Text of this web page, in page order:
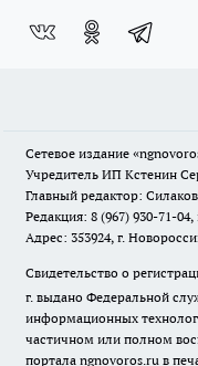
Сетевое издание
Учредитель ИП Кстенин
Главный редактор:
Редакция: 8 (967) 930-71-
Адрес: 353924, г.
Свидетельство о
г. выдано Федеральной
информационных
частичном или полном
портала ngnovoros.ru в